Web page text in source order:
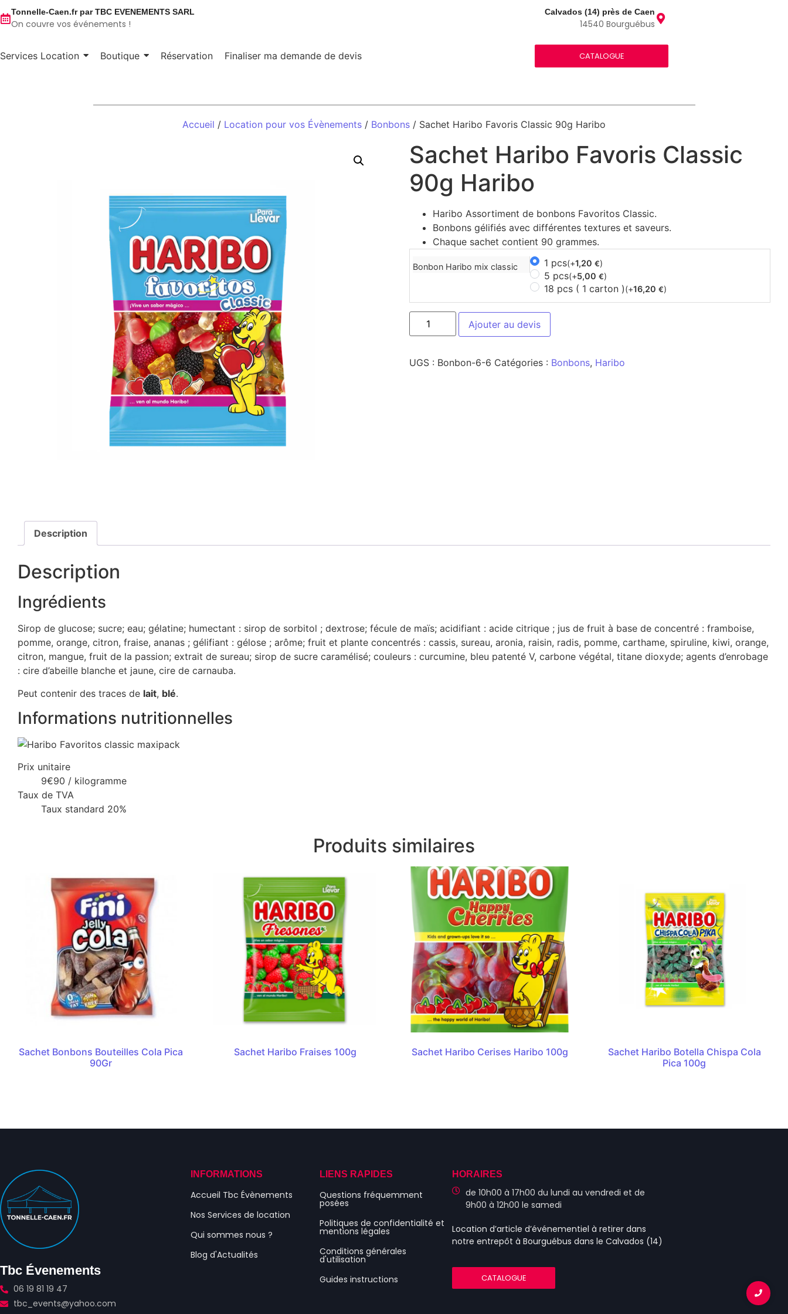
Tonnelle-Caen.fr par TBC EVENEMENTS SARL
On couvre vos événements !
Calvados (14) près de Caen
14540 Bourguébus
Services Location Boutique Réservation Finaliser ma demande de devis CATALOGUE
Accueil / Location pour vos Évènements / Bonbons / Sachet Haribo Favoris Classic 90g Haribo
Sachet Haribo Favoris Classic
90g Haribo
Haribo Assortiment de bonbons Favoritos Classic.
Bonbons gélifiés avec différentes textures et saveurs.
Chaque sachet contient 90 grammes.
Bonbon Haribo mix classic 1 pcs(+1,20 €)
5 pcs(+5,00 €)
18 pcs ( 1 carton )(+16,20 €)
Ajouter au devis
UGS : Bonbon-6-6 Catégories : Bonbons, Haribo
Description
Description
Ingrédients
Sirop de glucose; sucre; eau; gélatine; humectant : sirop de sorbitol ; dextrose; fécule de maïs; acidifiant : acide citrique ; jus de fruit à base de concentré : framboise,
pomme, orange, citron, fraise, ananas ; gélifiant : gélose ; arôme; fruit et plante concentrés : cassis, sureau, aronia, raisin, radis, pomme, carthame, spiruline, kiwi, orange,
citron, mangue, fruit de la passion; extrait de sureau; sirop de sucre caramélisé; couleurs : curcumine, bleu patenté V, carbone végétal, titane dioxyde; agents d’enrobage
: cire d’abeille blanche et jaune, cire de carnauba.
Peut contenir des traces de lait, blé.
Informations nutritionnelles
Prix unitaire
9€90 / kilogramme
Taux de TVA
Taux standard 20%
Produits similaires
Sachet Bonbons Bouteilles Cola Pica
90Gr
Sachet Haribo Fraises 100g Sachet Haribo Cerises Haribo 100g
Sachet Haribo Botella Chispa Cola
Pica 100g
Tbc Évenements
06 19 81 19 47
tbc_events@yahoo.com
INFORMATIONS
Accueil Tbc Évènements
Nos Services de location
Qui sommes nous ?
Blog d'Actualités
LIENS RAPIDES
Questions fréquemment
posées
Politiques de confidentialité et
mentions légales
Conditions générales
d'utilisation
Guides instructions
HORAIRES
de 10h00 à 17h00 du lundi au vendredi et de
9h00 à 12h00 le samedi
Location d’article d’événementiel à retirer dans
notre entrepôt à Bourguébus dans le Calvados (14)
CATALOGUE